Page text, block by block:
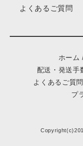
よくあるご質問
ホーム
配送・発送手
よくあるご質問
プ